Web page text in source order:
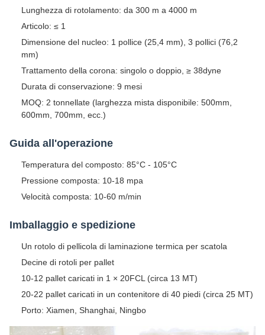
Lunghezza di rotolamento: da 300 m a 4000 m
Articolo: ≤ 1
Dimensione del nucleo: 1 pollice (25,4 mm), 3 pollici (76,2
mm)
Trattamento della corona: singolo o doppio, ≥ 38dyne
Durata di conservazione: 9 mesi
MOQ: 2 tonnellate (larghezza mista disponibile: 500mm,
600mm, 700mm, ecc.)
Guida all'operazione
Temperatura del composto: 85°C - 105°C
Pressione composta: 10-18 mpa
Velocità composta: 10-60 m/min
Imballaggio e spedizione
Un rotolo di pellicola di laminazione termica per scatola
Decine di rotoli per pallet
10-12 pallet caricati in 1 × 20FCL (circa 13 MT)
20-22 pallet caricati in un contenitore di 40 piedi (circa 25 MT)
Porto: Xiamen, Shanghai, Ningbo